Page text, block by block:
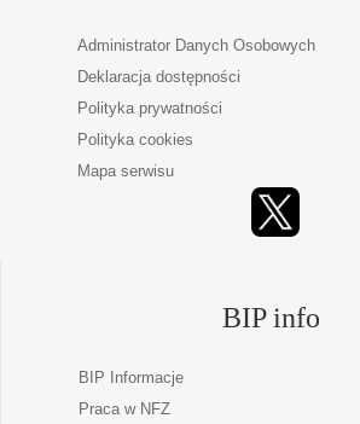
Administrator Danych Osobowych
Deklaracja dostępności
Polityka prywatności
Polityka cookies
Mapa serwisu
BIP info
BIP Informacje
Praca w NFZ